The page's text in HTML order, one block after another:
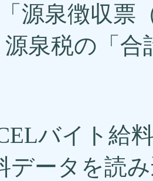
源泉徴収票
源泉税の「
バイト給
データを読